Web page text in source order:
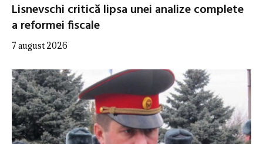
Lisnevschi critică lipsa unei analize complete
a reformei fiscale
7 august 2026